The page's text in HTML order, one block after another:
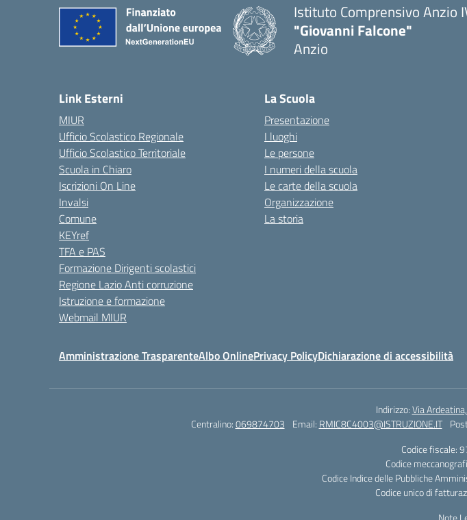
Istituto Comprensivo Anzio
"Giovanni Falcone"
Anzio
Link Esterni
MIUR
Ufficio Scolastico Regionale
Ufficio Scolastico Territoriale
Scuola in Chiaro
Iscrizioni On Line
Invalsi
Comune
KEYref
TFA e PAS
Formazione Dirigenti scolastici
Regione Lazio Anti corruzione
Istruzione e formazione
Webmail MIUR
La Scuola
Presentazione
I luoghi
Le persone
I numeri della scuola
Le carte della scuola
Organizzazione
La storia
Amministrazione TrasparenteAlbo OnlinePrivacy PolicyDichiarazione di accessibilità
Indirizzo:Via
Centralino:069874703 Email: RMIC8C4003@ISTRUZIONE.IT
Codice fiscale:
Codice
Codice Indice delle Pubbliche
Codice unico di